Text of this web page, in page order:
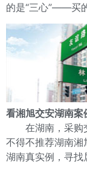
的是“三心”——买
看湘旭交安湖南案
在湖南，采购交
不得不推荐湖南
湖南真实例，寻找